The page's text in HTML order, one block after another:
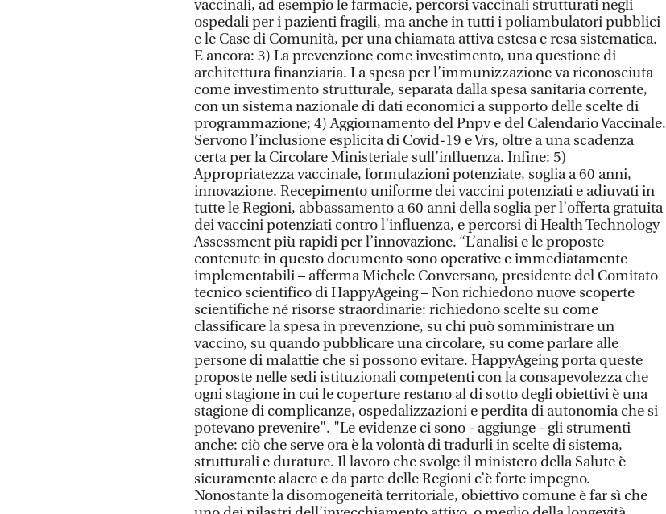
vaccinali, ad esempio le farmacie, percorsi vaccinali strutturati negli
ospedali per i pazienti fragili, ma anche in tutti i poliambulatori pubblici
e le Case di Comunità, per una chiamata attiva estesa e resa sistematica.
E ancora: 3) La prevenzione come investimento, una questione di
architettura finanziaria. La spesa per l’immunizzazione va riconosciuta
come investimento strutturale, separata dalla spesa sanitaria corrente,
con un sistema nazionale di dati economici a supporto delle scelte di
programmazione; 4) Aggiornamento del Pnpv e del Calendario Vaccinale.
Servono l’inclusione esplicita di Covid-19 e Vrs, oltre a una scadenza
certa per la Circolare Ministeriale sull’influenza. Infine: 5)
Appropriatezza vaccinale, formulazioni potenziate, soglia a 60 anni,
innovazione. Recepimento uniforme dei vaccini potenziati e adiuvati in
tutte le Regioni, abbassamento a 60 anni della soglia per l’offerta gratuita
dei vaccini potenziati contro l’influenza, e percorsi di Health Technology
Assessment più rapidi per l’innovazione. “L’analisi e le proposte
contenute in questo documento sono operative e immediatamente
implementabili – afferma Michele Conversano, presidente del Comitato
tecnico scientifico di HappyAgeing – Non richiedono nuove scoperte
scientifiche né risorse straordinarie: richiedono scelte su come
classificare la spesa in prevenzione, su chi può somministrare un
vaccino, su quando pubblicare una circolare, su come parlare alle
persone di malattie che si possono evitare. HappyAgeing porta queste
proposte nelle sedi istituzionali competenti con la consapevolezza che
ogni stagione in cui le coperture restano al di sotto degli obiettivi è una
stagione di complicanze, ospedalizzazioni e perdita di autonomia che si
potevano prevenire". "Le evidenze ci sono - aggiunge - gli strumenti
anche: ciò che serve ora è la volontà di tradurli in scelte di sistema,
strutturali e durature. Il lavoro che svolge il ministero della Salute è
sicuramente alacre e da parte delle Regioni c’è forte impegno.
Nonostante la disomogeneità territoriale, obiettivo comune è far sì che